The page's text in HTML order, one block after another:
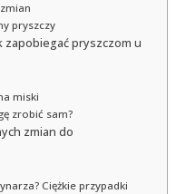
pryszczy
pryszczom u
miski
zrobić sam?
zmian do
Ciężkie przypadki